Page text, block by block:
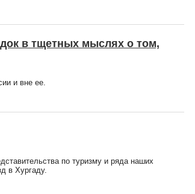
в тщетных мыслях о том,
и вне ее.
по туризму и ряда наших
в Хургаду.